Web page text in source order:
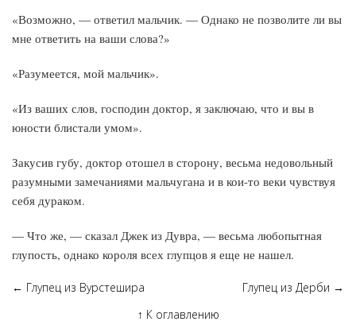
«Возможно, — ответил мальчик. — Однако не позволите ли вы
мне ответить на ваши слова?»
«Разумеется, мой мальчик».
«Из ваших слов, господин доктор, я заключаю, что и вы в
юности блистали умом».
Закусив губу, доктор отошел в сторону, весьма недовольный
разумными замечаниями мальчугана и в кои-то веки чувствуя
себя дураком.
— Что же, — сказал Джек из Дувра, — весьма любопытная
глупость, однако короля всех глупцов я еще не нашел.
← Глупец из Вурстешира Глупец из Дерби →
↑ К оглавлению